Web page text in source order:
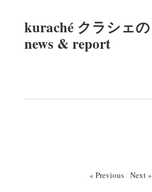
kuraché クラシェの
news & report
« Previous/ Next »